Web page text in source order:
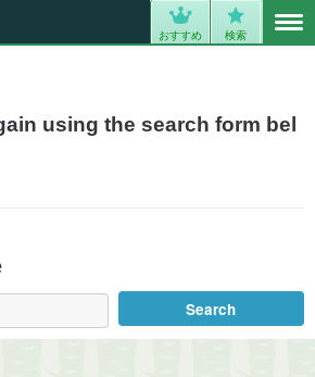
おすすめ 検索
using the search form bel